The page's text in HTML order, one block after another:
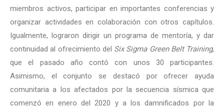
miembros activos, participar en importantes conferencias y
organizar actividades en colaboración con otros capítulos.
Igualmente, lograron dirigir un programa de mentoría, y dar
continuidad al ofrecimiento del Six Sigma Green Belt Training,
que el pasado año contó con unos 30 participantes.
Asimismo, el conjunto se destacó por ofrecer ayuda
comunitaria a los afectados por la secuencia sísmica que
comenzó en enero del 2020 y a los damnificados por la